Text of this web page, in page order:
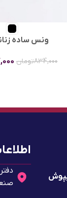
ونس ساده زنانه
834,000تومان
صنعت 2